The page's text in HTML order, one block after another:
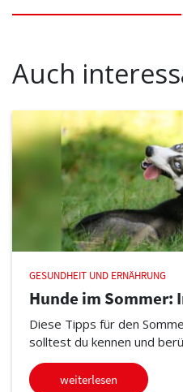
Auch
GESUNDHEIT UND ERNÄHRUNG
Hunde im Sommer:
Diese Tipps für den
solltest du kennen und
weiterlesen